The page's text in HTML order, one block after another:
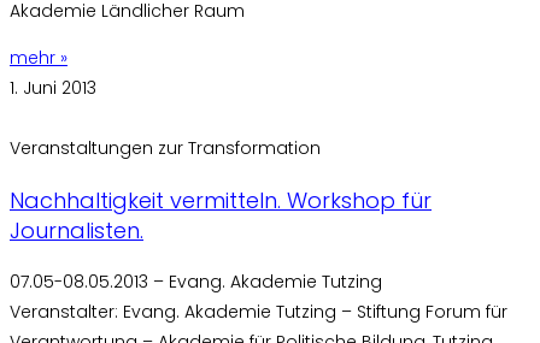
Akademie Ländlicher Raum
mehr »
1. Juni 2013
Veranstaltungen zur Transformation
Nachhaltigkeit vermitteln. Workshop für
Journalisten.
07.05-08.05.2013 – Evang. Akademie Tutzing
Veranstalter: Evang. Akademie Tutzing – Stiftung Forum für